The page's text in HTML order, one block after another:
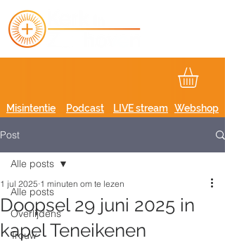
Podcast
Misintentie LIVE stream Webshop
Post
Alle posts
Overlijdens
Trouw
Alle posts
Doopsel 29 juni 2025 in
kapel Teneikenen
1 jul 2025 1 minuten om te lezen